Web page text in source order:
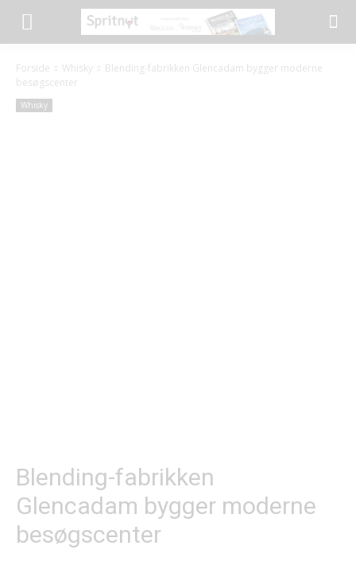
Forside Whisky
Blending-fabrikken Glencadam bygger moderne
besøgscenter
Whisky
Blending-fabrikken
Glencadam bygger moderne
besøgscenter